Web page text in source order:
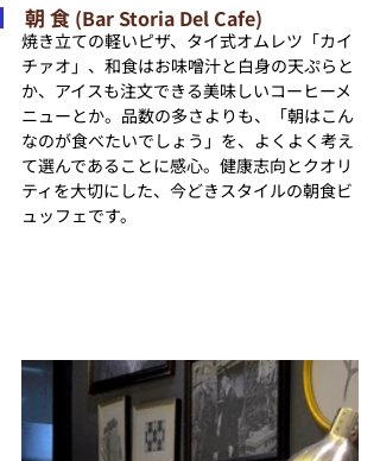
朝 食 (Bar Storia Del Cafe)
焼き立ての軽いピザ、タイ式オムレツ「カイ
チァオ」、和食はお味噌汁と白身の天ぷらと
か、アイスも注文できる美味しいコーヒーメ
ニューとか。品数の多さよりも、「朝はこん
なのが食べたいでしょう」を、よくよく考え
て選んであることに感心。健康志向とクオリ
ティを大切にした、今どきスタイルの朝食ビ
ュッフェです。